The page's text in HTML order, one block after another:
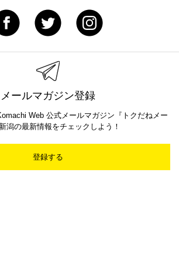
メールマガジン登録
Web 公式メールマガジン『トクだねメー
潟の最新情報をチェックしよう！
登録する